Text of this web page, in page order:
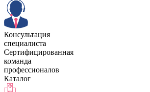
Консультация
специалиста
Сертифицированная
команда
профессионалов
Каталог